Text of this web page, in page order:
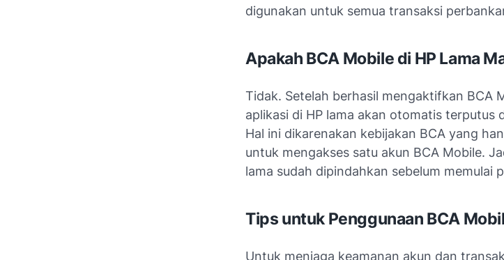
digunakan untuk semua transaksi
Apakah BCA Mobile di HP Lama
Tidak. Setelah berhasil mengaktifkan BCA
aplikasi di HP lama akan otomatis terputus
Hal ini dikarenakan kebijakan BCA yang
untuk mengakses satu akun BCA Mobile.
lama sudah dipindahkan sebelum memulai
Tips untuk Penggunaan BCA
Untuk menjaga keamanan akun dan